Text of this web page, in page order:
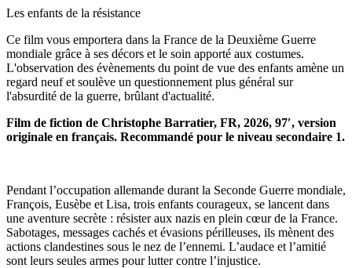
Les enfants de la résistance
Ce film vous emportera dans la France de la Deuxième Guerre
mondiale grâce à ses décors et le soin apporté aux costumes.
L'observation des évènements du point de vue des enfants amène un
regard neuf et soulève un questionnement plus général sur
l'absurdité de la guerre, brûlant d'actualité.
Film de fiction de Christophe Barratier, FR, 2026, 97′, version
originale en français. Recommandé pour le niveau secondaire 1.
Pendant l’occupation allemande durant la Seconde Guerre mondiale,
François, Eusèbe et Lisa, trois enfants courageux, se lancent dans
une aventure secrète : résister aux nazis en plein cœur de la France.
Sabotages, messages cachés et évasions périlleuses, ils mènent des
actions clandestines sous le nez de l’ennemi. L’audace et l’amitié
sont leurs seules armes pour lutter contre l’injustice.